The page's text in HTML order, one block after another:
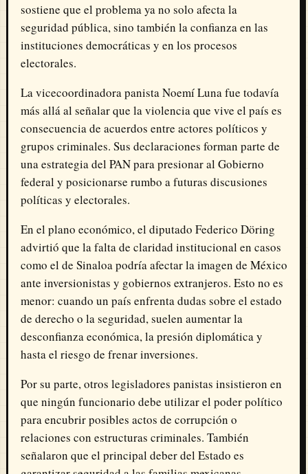
sostiene que el problema ya no solo afecta la
seguridad pública, sino también la confianza en las
instituciones democráticas y en los procesos
electorales.
La vicecoordinadora panista Noemí Luna fue todavía
más allá al señalar que la violencia que vive el país es
consecuencia de acuerdos entre actores políticos y
grupos criminales. Sus declaraciones forman parte de
una estrategia del PAN para presionar al Gobierno
federal y posicionarse rumbo a futuras discusiones
políticas y electorales.
En el plano económico, el diputado Federico Döring
advirtió que la falta de claridad institucional en casos
como el de Sinaloa podría afectar la imagen de México
ante inversionistas y gobiernos extranjeros. Esto no es
menor: cuando un país enfrenta dudas sobre el estado
de derecho o la seguridad, suelen aumentar la
desconfianza económica, la presión diplomática y
hasta el riesgo de frenar inversiones.
Por su parte, otros legisladores panistas insistieron en
que ningún funcionario debe utilizar el poder político
para encubrir posibles actos de corrupción o
relaciones con estructuras criminales. También
señalaron que el principal deber del Estado es